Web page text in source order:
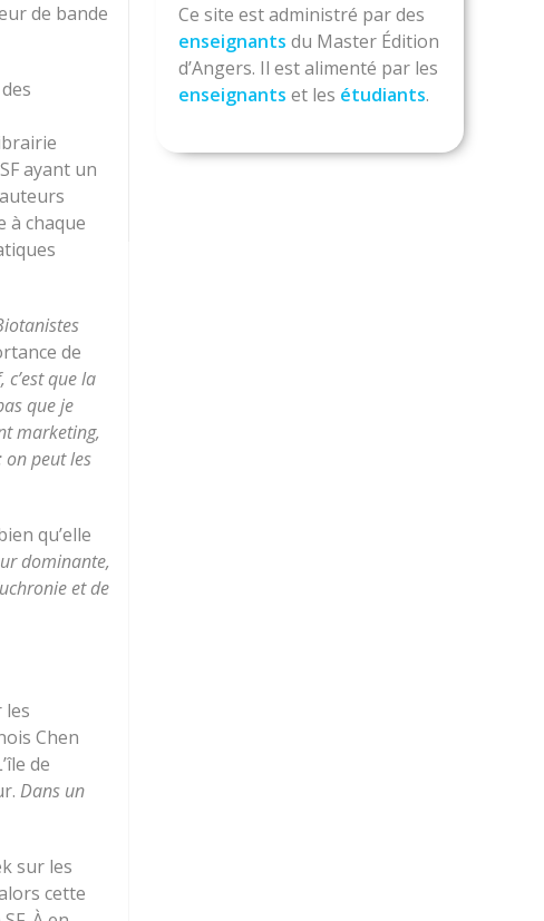
de bande
ayant un
à chaque
de
c’est que la
que je
marketing,
on peut les
qu’elle
dominante,
et de
les
Chen
de
Dans un
sur les
cette
Ce site est administré par des
enseignants du Master Édition
d’Angers. Il est alimenté par les
enseignants et les étudiants.